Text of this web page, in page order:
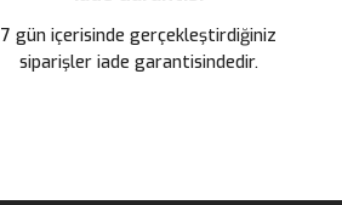
7 gün içerisinde gerçekleştirdiğiniz
siparişler iade garantisindedir.